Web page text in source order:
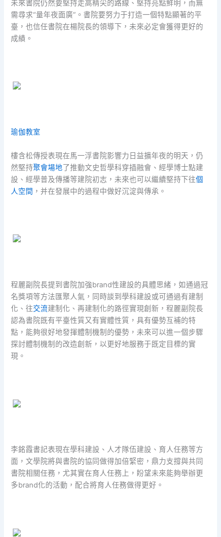
未來書院仍然要堅持走高精尖的路線、堅持亮點鮮明，而無
需尋求“量年夜面廣”。書院要努力于打造一個特點顯著的平
臺，也信任書院在楊院長的領導下，未來必定會獲得更好的
成績。
瑜伽教室
樓含松傳授表現在馬一浮書院影響力日益擴年夜的明天，仍
然堅持聚會場地了推動文史哲學科穿插融會、經學博士點建
設、經學普及傳播等建院初志，未來也可以繼續堅持下往個
人空間 ，并在發展中的過程中做好沉淀與傳承。
程麗副院長提到書院加強brand性建設的具體思緒，如通過冠
名獎項等方法匯聚人氣，同時談到學科建設或可通過有建制
化、往交流建制化、再建制化的路徑實現創新，程麗副院長
認為書院既有平臺性質又有實體性質，具有優勢互補的特
點，能夠很好地發揮體制機制的優勢，未來可以進一個步驟
探討體制機制的改造創新，以更好地服務于既定目標的實
現。
李銘霞書記表現在學科建設、人才隊伍建設、育人任務等方
面，文學院將與書院的協同做得加倍緊密，鼎力支撐與共同
書院相關任務，尤其實在育人任務上，盼望未來能夠舉辦更
多brand化的活動，配合將育人任務做得更好。